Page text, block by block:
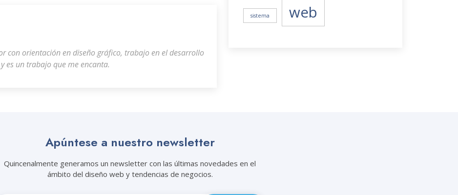
con orientación en diseño gráfico, trabajo en el desarrollo
es un trabajo que me encanta.
sistema web
Apúntese a nuestro newsletter
Quincenalmente generamos un newsletter con las últimas novedades en el
ámbito del diseño web y tendencias de negocios.